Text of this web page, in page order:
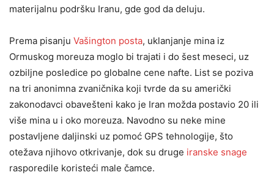
materijalnu podršku Iranu, gde god da deluju.
Prema pisanju Vašington posta, uklanjanje mina iz
Ormuskog moreuza moglo bi trajati i do šest meseci, uz
ozbiljne posledice po globalne cene nafte. List se poziva
na tri anonimna zvaničnika koji tvrde da su američki
zakonodavci obavešteni kako je Iran možda postavio 20 ili
više mina u i oko moreuza. Navodno su neke mine
postavljene daljinski uz pomoć GPS tehnologije, što
otežava njihovo otkrivanje, dok su druge iranske snage
rasporedile koristeći male čamce.